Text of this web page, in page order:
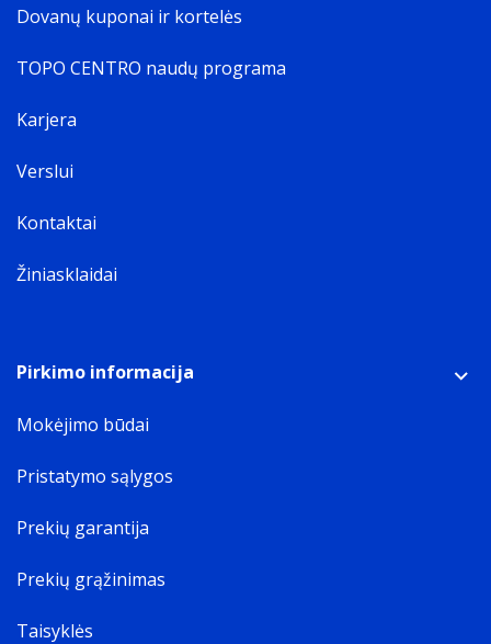
Dovanų kuponai ir kortelės
TOPO CENTRO naudų programa
Karjera
Verslui
Kontaktai
Žiniasklaidai
Pirkimo informacija
Mokėjimo būdai
Pristatymo sąlygos
Prekių garantija
Prekių grąžinimas
Taisyklės